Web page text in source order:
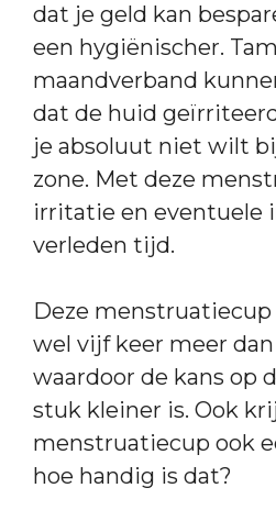
dat je geld kan
een hygiënischer.
maandverband
dat de huid
je absoluut niet wilt
zone. Met deze
irritatie en eventuele
verleden tijd.
Deze
wel vijf keer meer
waardoor de kans op
stuk kleiner is. Ook
menstruatiecup ook
hoe handig is dat?